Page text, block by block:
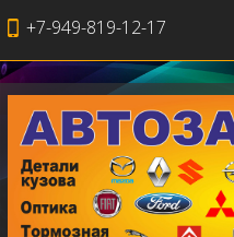
+7-949-819-12-17